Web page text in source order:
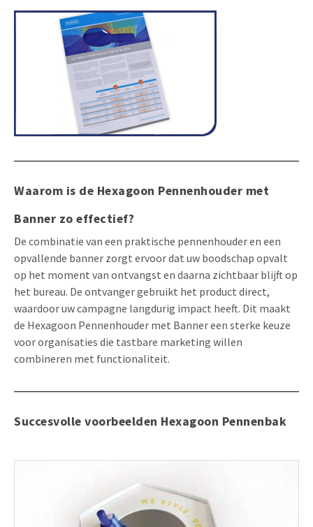
Waarom is de Hexagoon Pennenhouder met
Banner zo effectief?
De combinatie van een praktische pennenhouder en een
opvallende banner zorgt ervoor dat uw boodschap opvalt
op het moment van ontvangst en daarna zichtbaar blijft op
het bureau. De ontvanger gebruikt het product direct,
waardoor uw campagne langdurig impact heeft. Dit maakt
de Hexagoon Pennenhouder met Banner een sterke keuze
voor organisaties die tastbare marketing willen
combineren met functionaliteit.
Succesvolle voorbeelden Hexagoon Pennenbak